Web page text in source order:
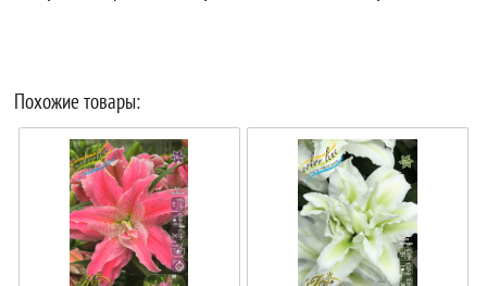
Похожие товары: